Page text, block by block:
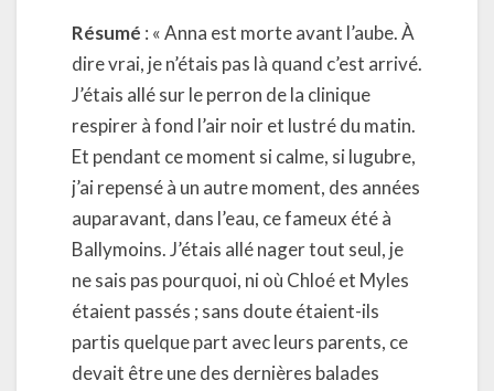
Résumé : « Anna est morte avant l’aube. À
dire vrai, je n’étais pas là quand c’est arrivé.
J’étais allé sur le perron de la clinique
respirer à fond l’air noir et lustré du matin.
Et pendant ce moment si calme, si lugubre,
j’ai repensé à un autre moment, des années
auparavant, dans l’eau, ce fameux été à
Ballymoins. J’étais allé nager tout seul, je
ne sais pas pourquoi, ni où Chloé et Myles
étaient passés ; sans doute étaient-ils
partis quelque part avec leurs parents, ce
devait être une des dernières balades